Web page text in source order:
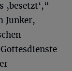
Junker,